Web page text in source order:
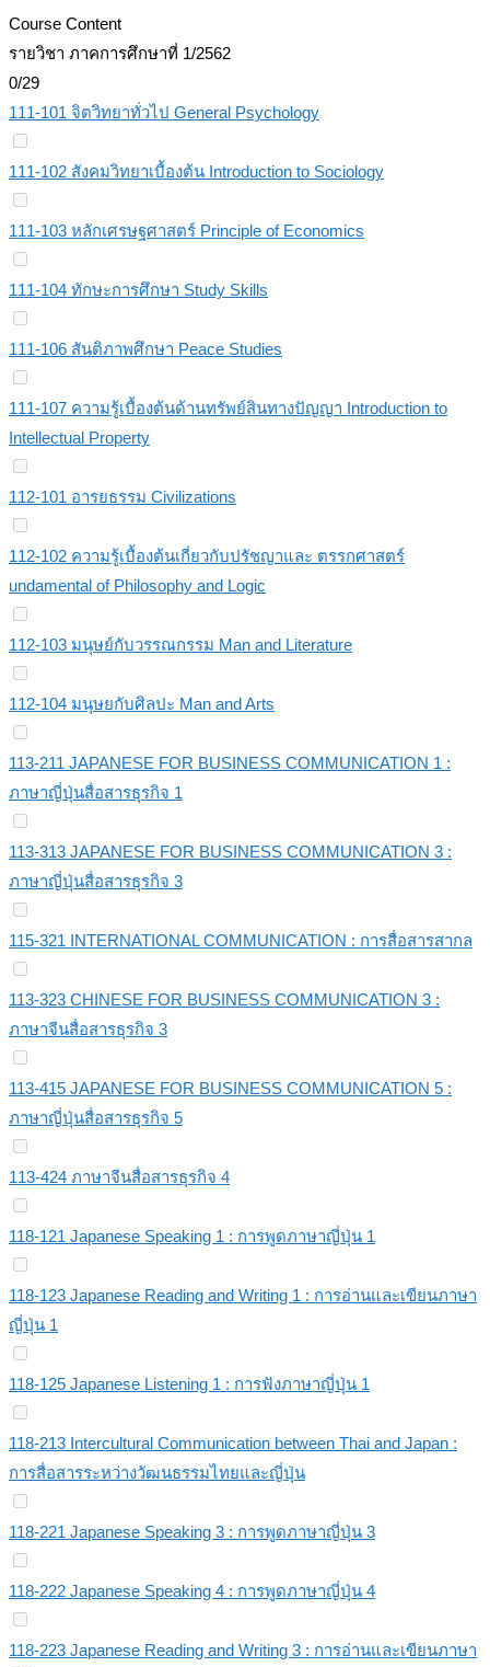
Course Content
รายวิชา ภาคการศึกษาที่ 1/2562
0/29
111-101 จิตวิทยาทั่วไป General Psychology
111-102 สังคมวิทยาเบื้องต้น Introduction to Sociology
111-103 หลักเศรษฐศาสตร์ Principle of Economics
111-104 ทักษะการศึกษา Study Skills
111-106 สันติภาพศึกษา Peace Studies
111-107 ความรู้เบื้องต้นด้านทรัพย์สินทางปัญญา Introduction to
Intellectual Property
112-101 อารยธรรม Civilizations
112-102 ความรู้เบื้องต้นเกี่ยวกับปรัชญาและ ตรรกศาสตร์
undamental of Philosophy and Logic
112-103 มนุษย์กับวรรณกรรม Man and Literature
112-104 มนุษยกับศิลปะ Man and Arts
113-211 JAPANESE FOR BUSINESS COMMUNICATION 1 :
ภาษาญี่ปุ่นสื่อสารธุรกิจ 1
113-313 JAPANESE FOR BUSINESS COMMUNICATION 3 :
ภาษาญี่ปุ่นสื่อสารธุรกิจ 3
115-321 INTERNATIONAL COMMUNICATION : การสื่อสารสากล
113-323 CHINESE FOR BUSINESS COMMUNICATION 3 :
ภาษาจีนสื่อสารธุรกิจ 3
113-415 JAPANESE FOR BUSINESS COMMUNICATION 5 :
ภาษาญี่ปุ่นสื่อสารธุรกิจ 5
113-424 ภาษาจีนสื่อสารธุรกิจ 4
118-121 Japanese Speaking 1 : การพูดภาษาญี่ปุ่น 1
118-123 Japanese Reading and Writing 1 : การอ่านและเขียนภาษา
ญี่ปุ่น 1
118-125 Japanese Listening 1 : การฟังภาษาญี่ปุ่น 1
118-213 Intercultural Communication between Thai and Japan :
การสื่อสารระหว่างวัฒนธรรมไทยและญี่ปุ่น
118-221 Japanese Speaking 3 : การพูดภาษาญี่ปุ่น 3
118-222 Japanese Speaking 4 : การพูดภาษาญี่ปุ่น 4
118-223 Japanese Reading and Writing 3 : การอ่านและเขียนภาษา